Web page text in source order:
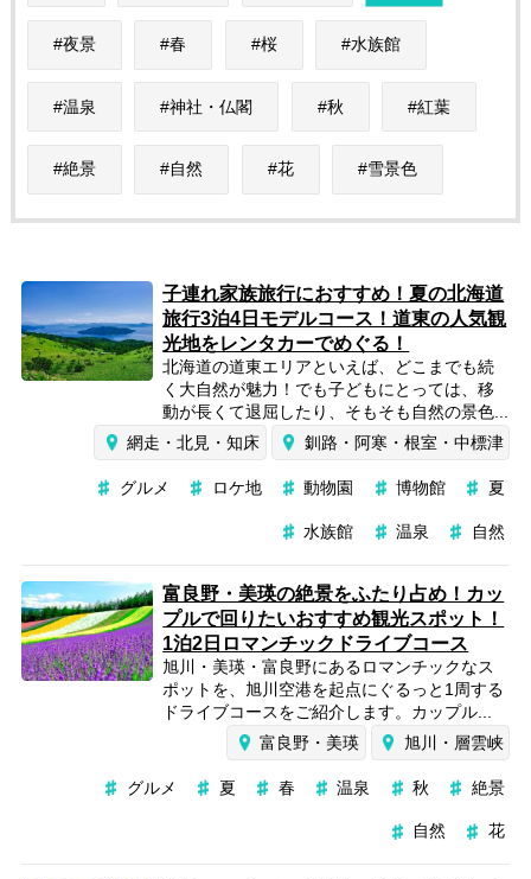
夜景 春 桜 水族館
温泉 神社・仏閣 秋 紅葉
絶景 自然 花 雪景色
子連れ家族旅行におすすめ！夏の北海道
旅行3泊4日モデルコース！道東の人気観
光地をレンタカーでめぐる！
北海道の道東エリアといえば、どこまでも続
く大自然が魅力！でも子どもにとっては、移
動が長くて退屈したり、そもそも自然の景色...
網走・北見・知床
釧路・阿寒・根室・中標津
グルメ ロケ地 動物園 博物館 夏
水族館 温泉 自然
富良野・美瑛の絶景をふたり占め！カッ
プルで回りたいおすすめ観光スポット！
1泊2日ロマンチックドライブコース
旭川・美瑛・富良野にあるロマンチックなス
ポットを、旭川空港を起点にぐるっと1周する
ドライブコースをご紹介します。カップル...
富良野・美瑛
旭川・層雲峡
グルメ 夏 春 温泉 秋 絶景
自然 花